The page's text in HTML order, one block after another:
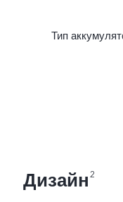
Тип
Дизайн2